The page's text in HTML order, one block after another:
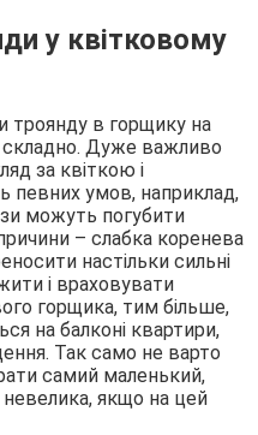
у квітковому
троянду в горщику на
складно. Дуже важливо
за квіткою і
певних умов, наприклад,
можуть погубити
– слабка коренева
настільки сильні
і враховувати
горщика, тим більше,
на балконі квартири,
Так само не варто
самий маленький,
невелика, якщо на цей